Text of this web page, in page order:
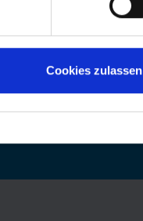
Cookies zulassen